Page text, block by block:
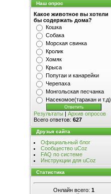
Наш опрос
Какое животное вы хотели
бы содержать дома?
Кошка
Собака
Морская свинка
Кролик
Хомяк
Крыса
Попугаи и канарейки
Черепаха
Монгольская песчанка
Насекомое(таракан и т.д)
Результаты| Архив опросов
Всего ответов: 627
Друзья сайта
Официальный блог
Сообщество uCoz
FAQ по системе
Инструкции для uCoz
Статистика
Онлайн всего: 1